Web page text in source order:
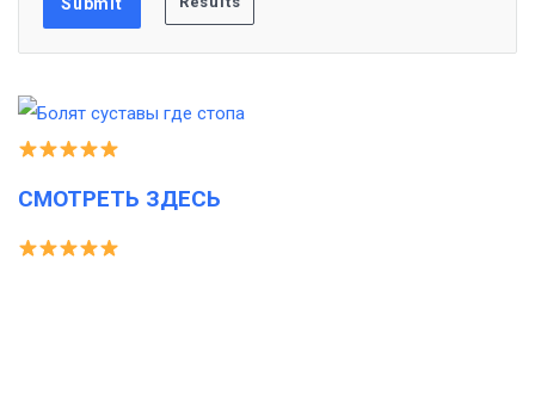
СМОТРЕТЬ ЗДЕСЬ